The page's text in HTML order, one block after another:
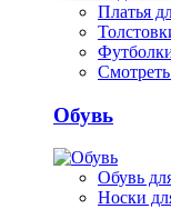
Платья
Обувь
Обувь
Носки